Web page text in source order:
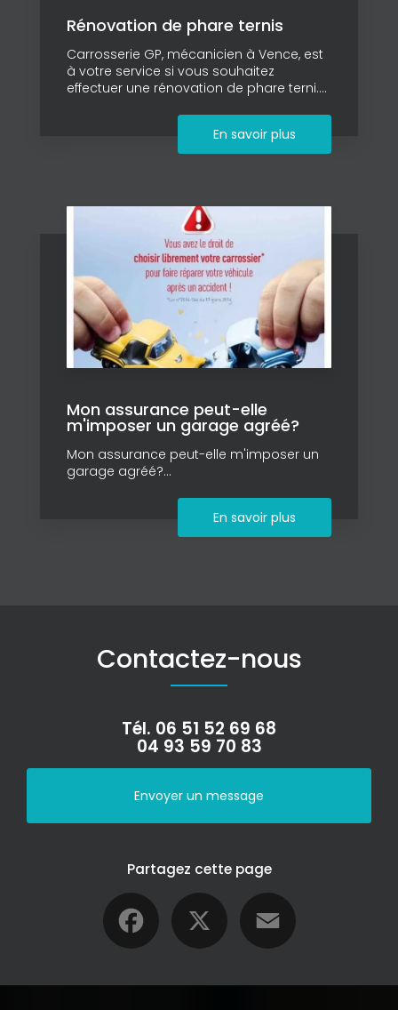
Rénovation de phare ternis
Carrosserie GP, mécanicien à Vence, est
à votre service si vous souhaitez
effectuer une rénovation de phare terni....
En savoir plus
Mon assurance peut-elle
m'imposer un garage agréé?
Mon assurance peut-elle m'imposer un
garage agréé?...
En savoir plus
Contactez-nous
Tél. 06 51 52 69 68
04 93 59 70 83
Envoyer un message
Partagez cette page
Facebook